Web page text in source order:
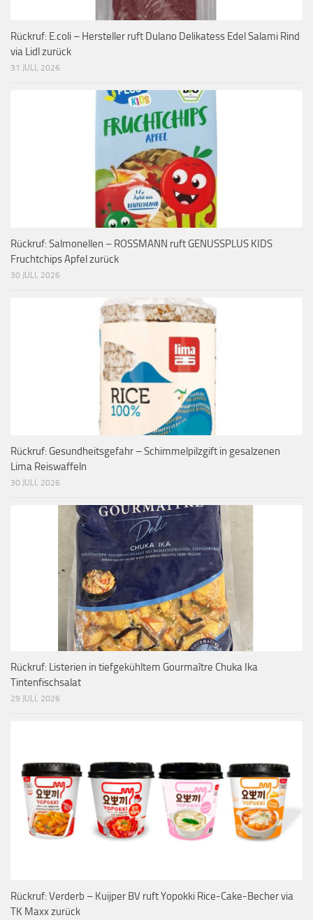
Rückruf: E.coli – Hersteller ruft Dulano Delikatess Edel Salami Rind
via Lidl zurück
31 JULI, 2026
Rückruf: Salmonellen – ROSSMANN ruft GENUSSPLUS KIDS
Fruchtchips Apfel zurück
30 JULI, 2026
Rückruf: Gesundheitsgefahr – Schimmelpilzgift in gesalzenen
Lima Reiswaffeln
30 JULI, 2026
Rückruf: Listerien in tiefgekühltem Gourmaître Chuka Ika
Tintenfischsalat
29 JULI, 2026
Rückruf: Verderb – Kuijper BV ruft Yopokki Rice-Cake-Becher via
TK Maxx zurück